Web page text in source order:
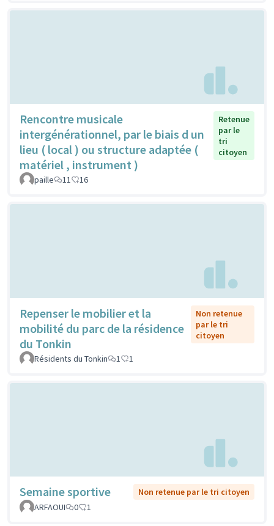
Rencontre musicale
intergénérationnel, par le biais d un
lieu ( local ) ou structure adaptée (
matériel , instrument )
Retenue
par le
tri
citoyen
paille 11 16
Repenser le mobilier et la
mobilité du parc de la résidence
du Tonkin
Non retenue
par le tri
citoyen
Résidents du Tonkin 1 1
Semaine sportive
Non retenue par le tri citoyen
ARFAOUI
0 1